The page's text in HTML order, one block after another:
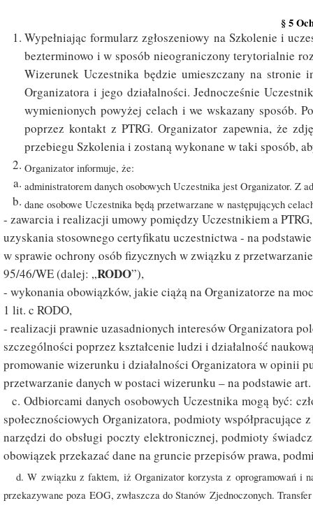
§ 5
Wypełniając formularz zgłoszeniowy na Szkolenie i
bezterminowo i w sposób nieograniczony terytorialnie
Wizerunek Uczestnika będzie umieszczany na stronie
Organizatora i jego działalności. Jednocześnie
wymienionych powyżej celach i we wskazany sposób.
poprzez kontakt z PTRG. Organizator zapewnia, że
przebiegu Szkolenia i zostaną wykonane w taki sposób,
Organizator informuje, że:
administratorem danych osobowych Uczestnika jest Organizator. Z
dane osobowe Uczestnika będą przetwarzane w następujących
- zawarcia i realizacji umowy pomiędzy Uczestnikiem a
uzyskania stosownego certyfikatu uczestnictwa - na
w sprawie ochrony osób fizycznych w związku z
95/46/WE (dalej: „RODO”),
- wykonania obowiązków, jakie ciążą na Organizatorze na
1 lit. c RODO,
- realizacji prawnie uzasadnionych interesów Organizatora
szczególności poprzez kształcenie ludzi i działalność
promowanie wizerunku i działalności Organizatora w opinii
przetwarzanie danych w postaci wizerunku – na podstawie
c. Odbiorcami danych osobowych Uczestnika mogą być:
społecznościowych Organizatora, podmioty
narzędzi do obsługi poczty elektronicznej, podmioty
obowiązek przekazać dane na gruncie przepisów prawa,
d. W związku z faktem, iż Organizator korzysta z oprogramowań i
przekazywane poza EOG, zwłaszcza do Stanów Zjednoczonych.